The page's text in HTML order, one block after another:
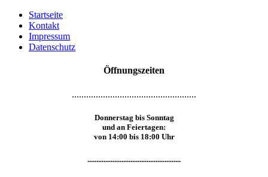
Startseite
Kontakt
Impressum
Datenschutz
Öffnungszeiten
....................................................
Donnerstag bis Sonntag
und an Feiertagen:
von 14:00 bis 18:00 Uhr
....................................................